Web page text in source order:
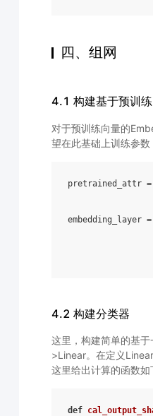
四、组网
4.1 构建基于预训
对于预训练向量的
望在此基础上训练参
pretrained_attr =
embedding_layer =
4.2 构建分类器
这里，构建简单的基
>Linear。在定义
这里给出计算的函数如
def